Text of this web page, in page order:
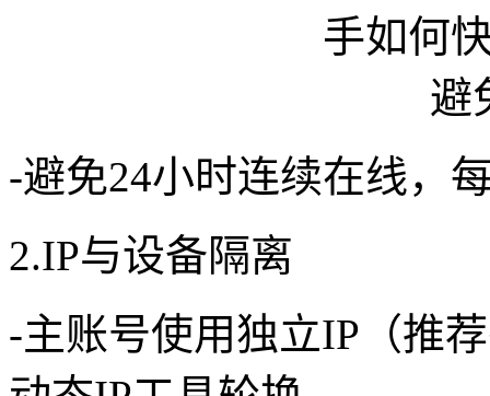
-避免24小时连续在线，
2.IP与设备隔离
-主账号使用独立IP（推